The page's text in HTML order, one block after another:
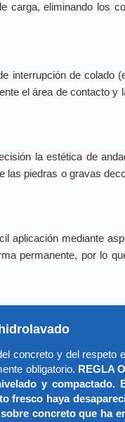
carga, eliminando los
interrupción de colado
el área de contacto
la estética de
piedras o gravas
aplicación mediante
permanente, por lo
concreto y del respeto
obligatorio. REGLA
y
fresco haya
concreto que ha